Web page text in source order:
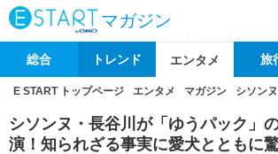
マガジン
総合 トレンド エンタメ 旅
E START トップページ エンタメ マガジン シソン
シソンヌ・長谷川が「ゆうパック」
演！知られざる事実に愛犬とともに